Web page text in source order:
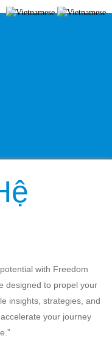
with Freedom
designed to propel your
insights, strategies, and
your journey